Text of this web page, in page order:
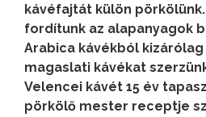
kávéfajtát külön
fordítunk az alapanyagok
Arabica kávékból
magaslati kávékat
Velencei kávét 15 év
pörkölő mester receptje